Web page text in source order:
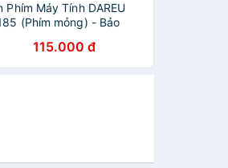
Phím Máy Tính DAREU
(Phím mỏng) - Bảo
115.000 đ